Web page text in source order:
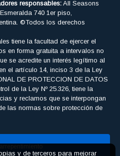
responsables: All Seasons
740 1er piso,
©Todos los derechos
tiene la facultad de ejercer el
en forma gratuita a intervalos no
se acredite un interés legítimo al
el artículo 14, inciso 3 de la Ley
DE PROTECCION DE DATOS
de la Ley Nº 25.326, tiene la
y reclamos que se interpongan
las normas sobre protección de
y de terceros para mejorar